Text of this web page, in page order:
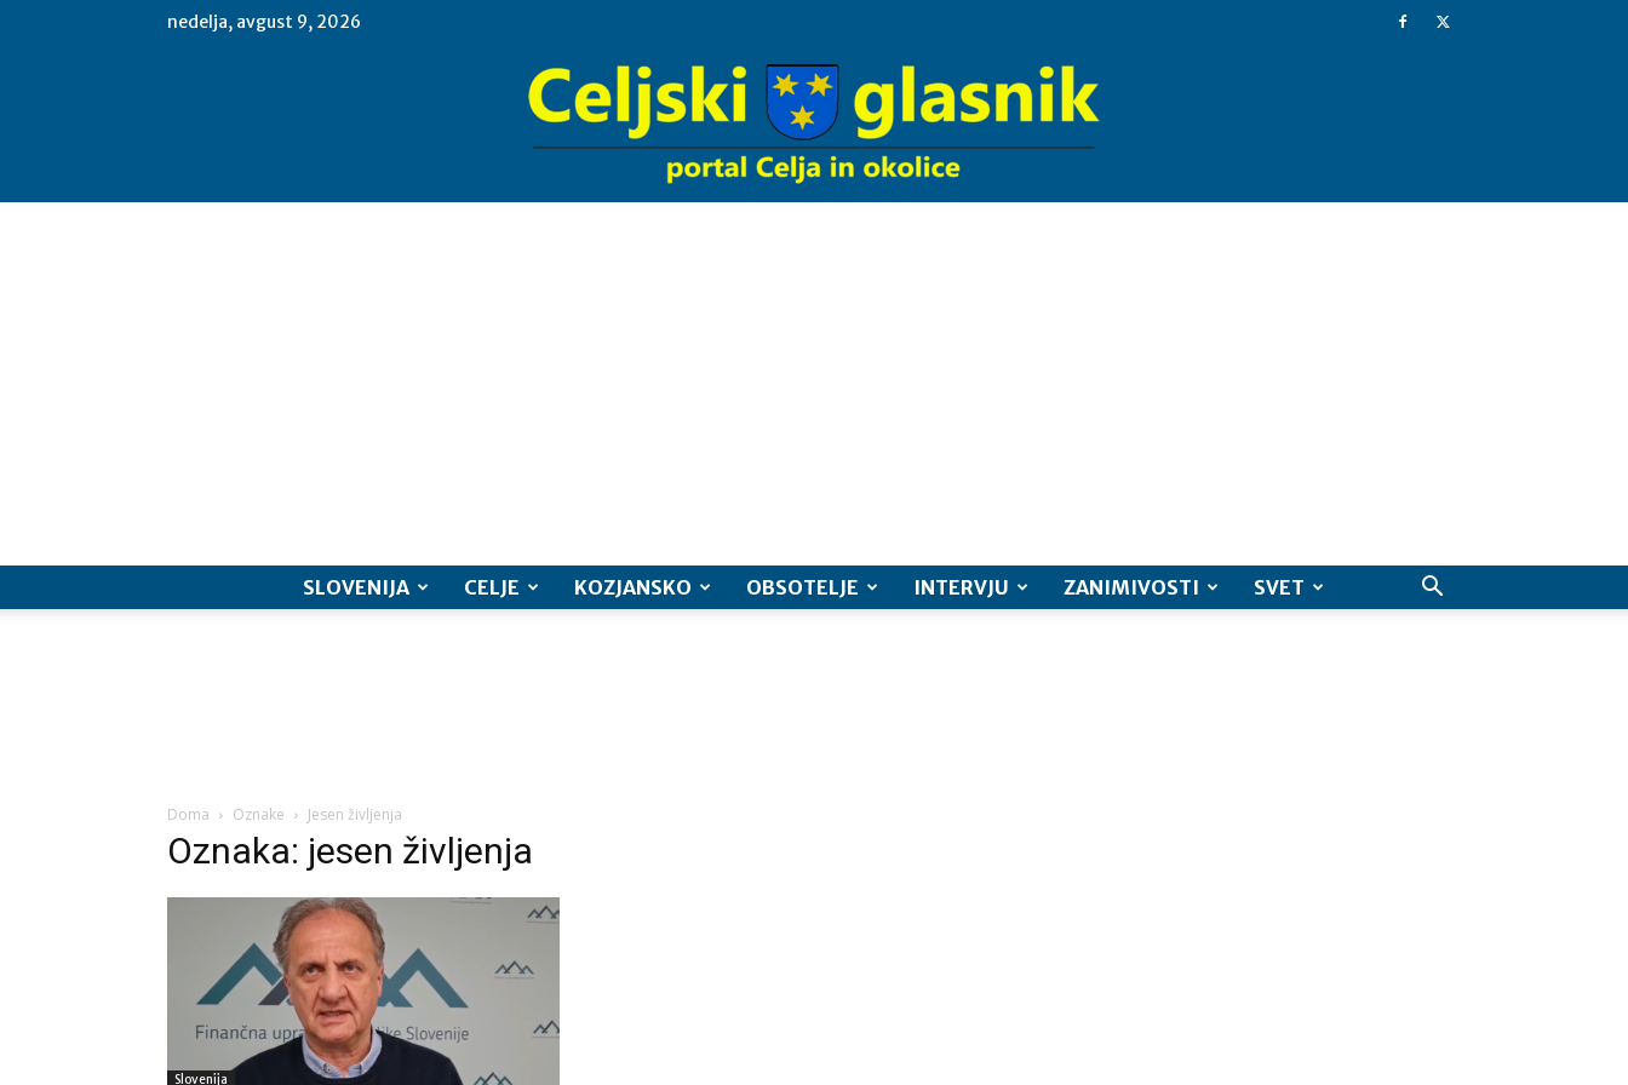
nedelja, avgust 9, 2026
SLOVENIJA CELJE KOZJANSKO OBSOTELJE INTERVJU ZANIMIVOSTI SVET
Doma Oznake Jesen življenja
Oznaka: jesen življenja
Slovenija